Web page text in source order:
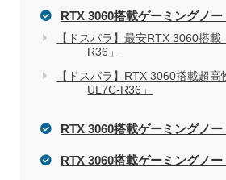
RTX 3060搭載ゲーミングノ
【ドスパラ】最安RTX 3060搭
R36」
【ドスパラ】RTX 3060搭載超
UL7C-R36」
RTX 3060搭載ゲーミングノ
RTX 3060搭載ゲーミングノ